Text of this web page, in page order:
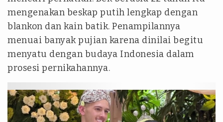
mengenakan beskap putih lengkap dengan
blankon dan kain batik. Penampilannya
menuai banyak pujian karena dinilai begitu
menyatu dengan budaya Indonesia dalam
prosesi pernikahannya.